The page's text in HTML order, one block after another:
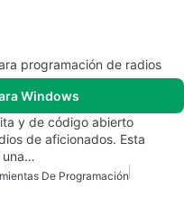
programación de radios
Windows
y de código abierto
de aficionados. Esta
una…
De Programación